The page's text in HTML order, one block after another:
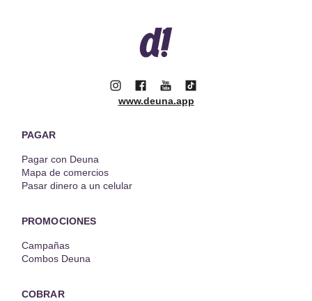
www.deuna.app
PAGAR
Pagar con Deuna
Mapa de comercios
Pasar dinero a un celular
PROMOCIONES
Campañas
Combos Deuna
COBRAR